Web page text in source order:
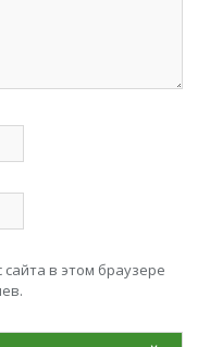
в этом браузере